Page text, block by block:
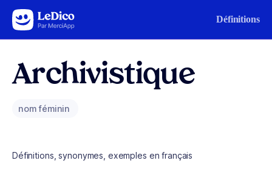
Aller au contenu Définitions
Archivistique
nom féminin
Définitions, synonymes, exemples en français